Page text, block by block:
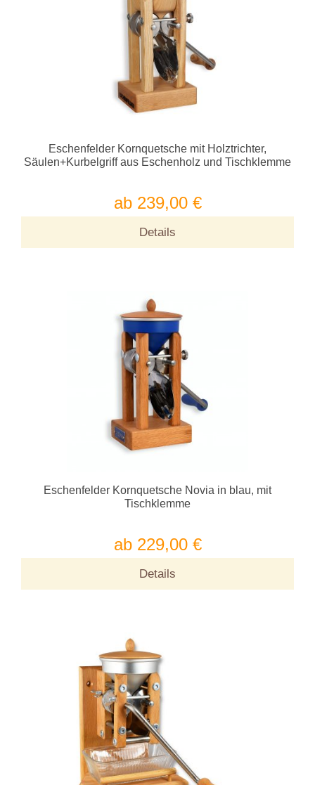
Eschenfelder Kornquetsche mit Holztrichter,
Säulen+Kurbelgriff aus Eschenholz und Tischklemme
ab 239,00 €
Details
Eschenfelder Kornquetsche Novia in blau, mit
Tischklemme
ab 229,00 €
Details